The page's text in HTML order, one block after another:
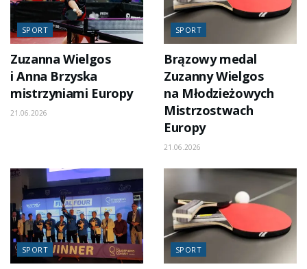
SPORT
Zuzanna Wielgos
i Anna Brzyska
mistrzyniami Europy
21.06.2026
SPORT
Brązowy medal
Zuzanny Wielgos
na Młodzieżowych
Mistrzostwach
Europy
21.06.2026
SPORT SPORT